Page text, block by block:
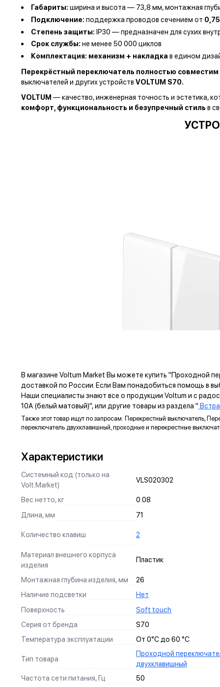
Габариты: ширина и высота — 73,8 мм, монтажная
Подключение: поддержка проводов сечением от
Степень защиты: IP30 — предназначен для сухих
Срок службы: не менее 50 000 циклов
Комплектация: механизм + накладка в едином
Перекрёстный переключатель полностью
выключателей и других устройств VOLTUM S70.
VOLTUM — качество, инженерная точность и эстетика,
комфорт, функциональность и безупречный стиль в
ЗАЗЕМЛЯЮЩИЙ КОНТАКТ
Изготовлен из оловянной бронзы с гальваническим
покрытием никелем, что не только защищает от коррозии,
но и обеспечивает надежный контакт.
УНИВЕРСАЛЬНЫЙ МОНТАЖ
Суппорт поддерживает установку механизма в
вертикали.
АНКЕРНОЕ КРЕПЛЕНИЕ
Надежно фиксирует механизм в подрозетнике, не мешая
монтажу и не выпадая из свободного положения.
СИЛОВЫЕ КОНТАКТЫ
Изготовлены по международному стандарту из оловянной
бронзы, гарантируют долговечность и надежность
эксплуатации.
ДИЗАЙН
Мы продумываем все до самых мелочей, чтобы наши
и современным дополнением интерьера.
БЕЗОПАСНОСТЬ
Каждое наше изделие проходит многоступенчатое
УДОБСТВО
В магазине Voltum Market Вы можете купить "Проходной
доставкой по России. Если Вам понадобиться помощь в
Наши специалисты знают все о продукции Voltum и с
10А (белый матовый)", или другие товары из раздела "
Также этот товар ищут по запросам: Перекрестный выключатель,
переключатель двухклавишный, проходные и перекрестные
Характеристики
Системный код (только на
Volt.Market)
VLS020302
Вес нетто, кг 0.08
Длина, мм
71
Количество клавиш 2
Материал внешнего корпуса
изделия
Пластик
Монтажная глубина изделия, мм 26
Наличие подсветки
Нет
Поверхность
Soft touch
Серия от бренда
S70
Температура эксплуатации
От 0°С до 60 °С
Тип товара
Проходной
двухклавишный
Частота сети питания, Гц 50